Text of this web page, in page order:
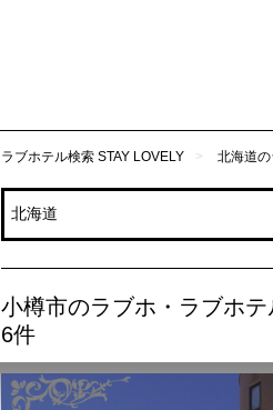
ラブホテル検索 STAY LOVELY 北海道
小樽市のラブホ・ラブホテ
6件